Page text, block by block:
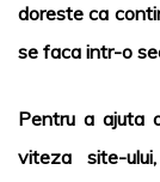
doreste ca
se faca intr-o
Pentru a ajuta
viteza site-